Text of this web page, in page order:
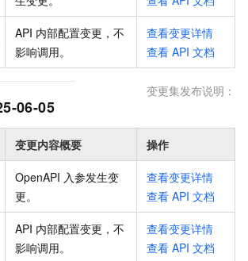
API 内部配置变更，不
影响调用。
查看变更详情
查看 API 文档
06-05
变更集发布说明：
变更内容概要 操作
OpenAPI 入参发生变
更。
查看变更详情
查看 API 文档
API 内部配置变更，不
影响调用。
查看变更详情
查看 API 文档